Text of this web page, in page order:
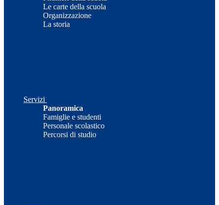
Le carte della scuola
Organizzazione
La storia
Servizi
Panoramica
Famiglie e studenti
Personale scolastico
Percorsi di studio